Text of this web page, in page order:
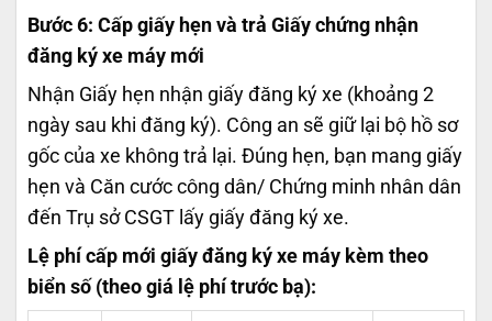
Bước 6: Cấp giấy hẹn và trả Giấy chứng nhận
đăng ký xe máy mới
Nhận Giấy hẹn nhận giấy đăng ký xe (khoảng 2
ngày sau khi đăng ký). Công an sẽ giữ lại bộ hồ sơ
gốc của xe không trả lại. Đúng hẹn, bạn mang giấy
hẹn và Căn cước công dân/ Chứng minh nhân dân
đến Trụ sở CSGT lấy giấy đăng ký xe.
Lệ phí cấp mới giấy đăng ký xe máy kèm theo
biển số (theo giá lệ phí trước bạ):